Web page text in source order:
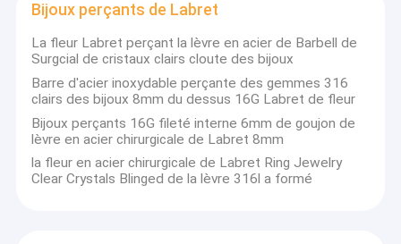
Bijoux perçants de Labret
La fleur Labret perçant la lèvre en acier de Barbell de
Surgcial de cristaux clairs cloute des bijoux
Barre d'acier inoxydable perçante des gemmes 316
clairs des bijoux 8mm du dessus 16G Labret de fleur
Bijoux perçants 16G fileté interne 6mm de goujon de
lèvre en acier chirurgicale de Labret 8mm
la fleur en acier chirurgicale de Labret Ring Jewelry
Clear Crystals Blinged de la lèvre 316l a formé